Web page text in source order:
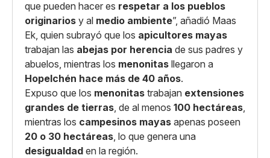
que pueden hacer es respetar a los pueblos
originarios y al medio ambiente”, añadió Maas
Ek, quien subrayó que los apicultores mayas
trabajan las abejas por herencia de sus padres y
abuelos, mientras los menonitas llegaron a
Hopelchén hace más de 40 años.
Expuso que los menonitas trabajan extensiones
grandes de tierras, de al menos 100 hectáreas,
mientras los campesinos mayas apenas poseen
20 o 30 hectáreas, lo que genera una
desigualdad en la región.